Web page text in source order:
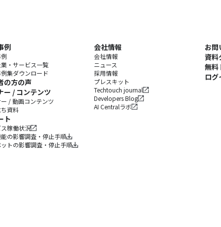
例
・サービス一覧
集ダウンロード
の方の声
ー / コンテンツ
/ 動画コンテンツ
資料
ト
稼働状況
の影響調査・停止手順
ットの影響調査・停止手順
会社情報
会社情報
ニュース
採用情報
プレスキット
Techtouch journal
Developers Blog
AI Centralラボ
お問
資料
無料
ログ